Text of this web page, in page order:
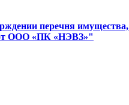
перечня имущества,
от ООО «ПК «НЭВЗ»"